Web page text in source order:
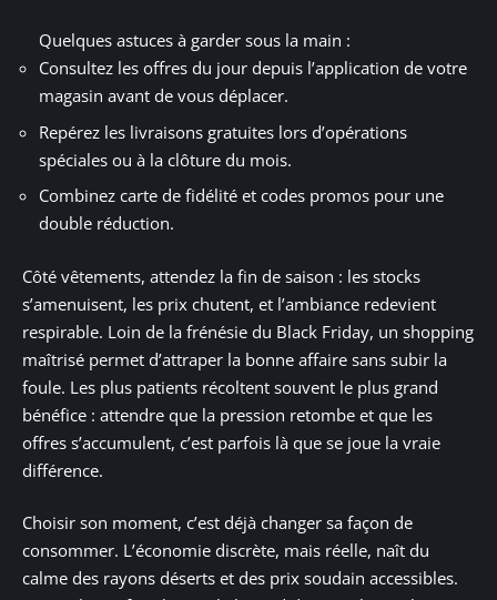
Quelques astuces à garder sous la main :
Consultez les offres du jour depuis l’application de votre
magasin avant de vous déplacer.
Repérez les livraisons gratuites lors d’opérations
spéciales ou à la clôture du mois.
Combinez carte de fidélité et codes promos pour une
double réduction.
Côté vêtements, attendez la fin de saison : les stocks
s’amenuisent, les prix chutent, et l’ambiance redevient
respirable. Loin de la frénésie du Black Friday, un shopping
maîtrisé permet d’attraper la bonne affaire sans subir la
foule. Les plus patients récoltent souvent le plus grand
bénéfice : attendre que la pression retombe et que les
offres s’accumulent, c’est parfois là que se joue la vraie
différence.
Choisir son moment, c’est déjà changer sa façon de
consommer. L’économie discrète, mais réelle, naît du
calme des rayons déserts et des prix soudain accessibles.